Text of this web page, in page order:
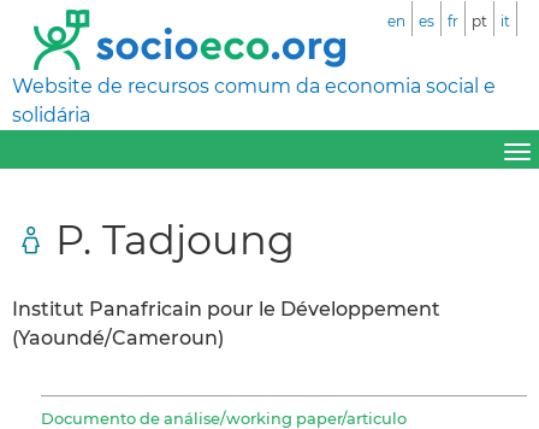
Website de recursos comum da economia social e
solidária
en es fr pt it
P. Tadjoung
Institut Panafricain pour le Développement
(Yaoundé/Cameroun)
Documento de análise/working paper/articulo